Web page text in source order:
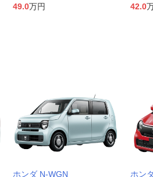
49.0万円
42.0
ホンダ N-WGN ホン